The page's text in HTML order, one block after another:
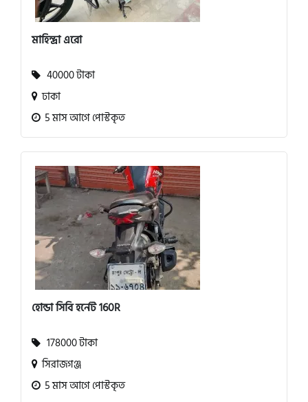
মাহিন্দ্রা এরো
40000 টাকা
ঢাকা
5 মাস আগে পোস্টকৃত
হোন্ডা সিবি হর্নেট 160R
178000 টাকা
সিরাজগঞ্জ
5 মাস আগে পোস্টকৃত